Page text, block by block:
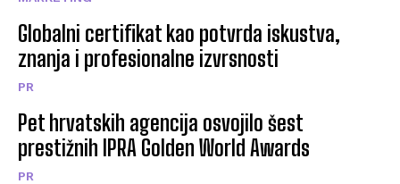
Globalni certifikat kao potvrda iskustva,
znanja i profesionalne izvrsnosti
PR
Pet hrvatskih agencija osvojilo šest
prestižnih IPRA Golden World Awards
PR